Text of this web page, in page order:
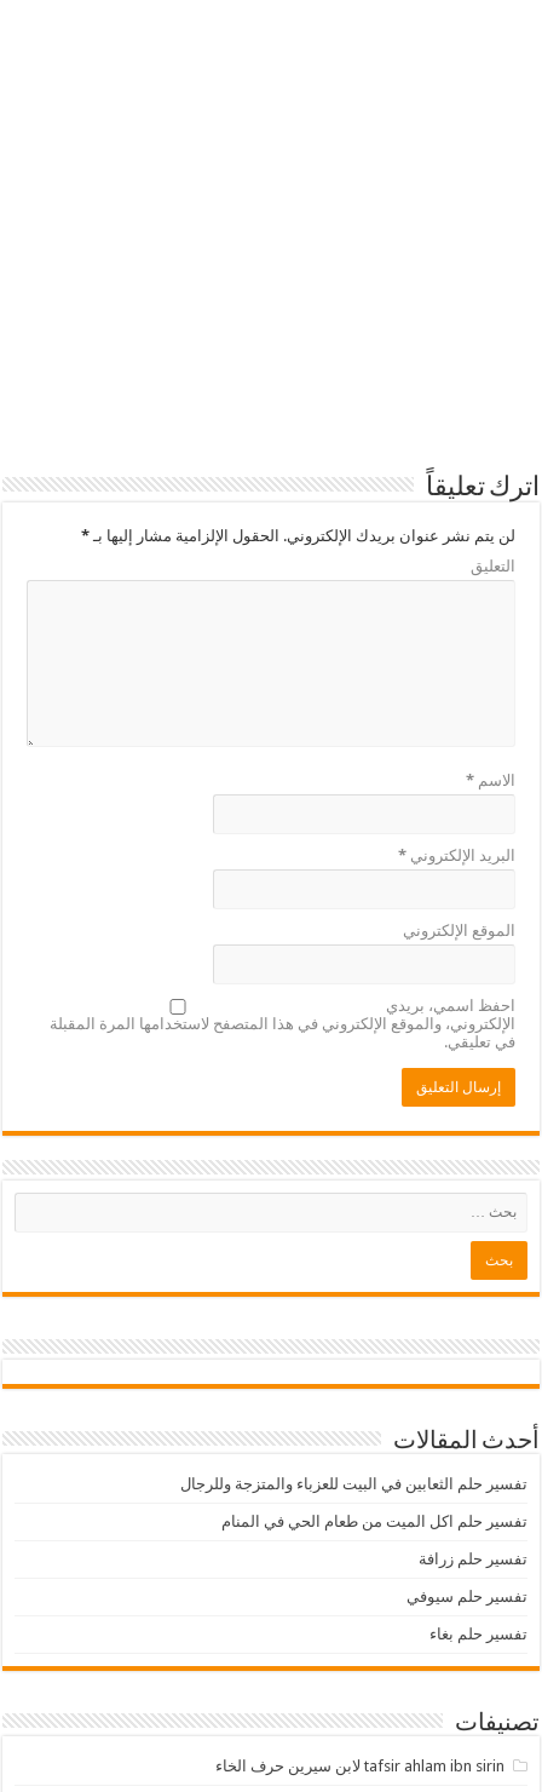
اترك تعليقاً
لن يتم نشر عنوان بريدك الإلكتروني. الحقول الإلزامية مشار إليها بـ*
التعليق
الاسم*
البريد الإلكتروني*
الموقع الإلكتروني
احفظ اسمي، بريدي
الإلكتروني، والموقع الإلكتروني في هذا المتصفح لاستخدامها المرة المقبلة
في تعليقي.
أحدث المقالات
تفسير حلم الثعابين في البيت للعزباء والمتزجة وللرجال
تفسير حلم اكل الميت من طعام الحي في المنام
تفسير حلم زرافة
تفسير حلم سيوفي
تفسير حلم بغاء
تصنيفات
tafsir ahlam ibn sirin لابن سيرين حرف الخاء